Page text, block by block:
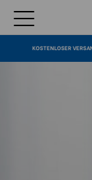
KOSTENLOSER